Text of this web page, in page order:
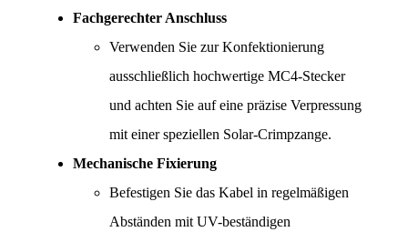
Fachgerechter Anschluss
Verwenden Sie zur Konfektionierung
ausschließlich hochwertige MC4-Stecker
und achten Sie auf eine präzise Verpressung
mit einer speziellen Solar-Crimpzange.
Mechanische Fixierung
Befestigen Sie das Kabel in regelmäßigen
Abständen mit UV-beständigen